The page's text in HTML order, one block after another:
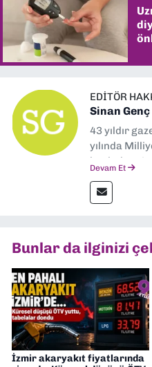
EDITÖR
Sinan Genç
43 yıldır
yılında
başladım.
muhabir,
müdürü
Devam Et
Bunlar da ilginizi
İzmir akaryakıt fiyatlarında